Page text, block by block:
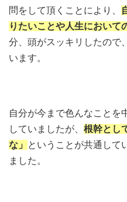
問をして頂くことにより、
りたいことや人生において
分、頭がスッキリしたので
います。
自分が今まで色んなことを
していましたが、 根幹とし
な」
ということが共通して
ました。